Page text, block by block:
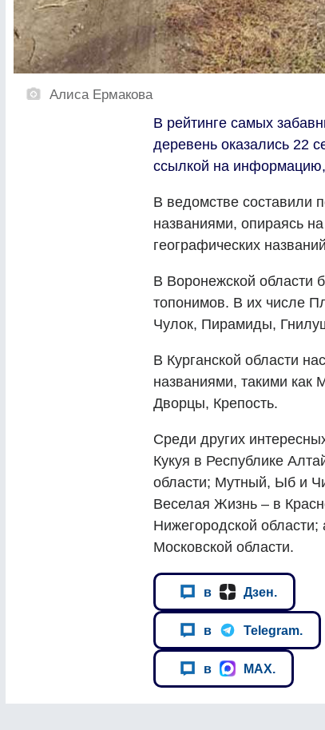
Алиса Ермакова
В рейтинге самых
деревень оказались 22
ссылкой на
В ведомстве составили
названиями, опираясь
географических
В Воронежской области
топонимов. В их числе
Чулок, Пирамиды,
В Курганской области
названиями, такими как
Дворцы, Крепость.
Среди других
Кукуя в Республике
области; Мутный, Ыб и
Веселая Жизнь – в
Нижегородской
Московской области.
в Дзен.
в Telegram.
в MAX.